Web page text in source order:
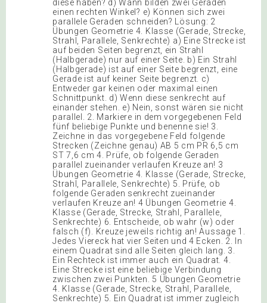
diese haben? d) Wann bilden zwei Geraden
einen rechten Winkel? e) Können sich zwei
parallele Geraden schneiden? Lösung: 2
Übungen Geometrie 4. Klasse (Gerade, Strecke,
Strahl, Parallele, Senkrechte) a) Eine Strecke ist
auf beiden Seiten begrenzt, ein Strahl
(Halbgerade) nur auf einer Seite. b) Ein Strahl
(Halbgerade) ist auf einer Seite begrenzt, eine
Gerade ist auf keiner Seite begrenzt. c)
Entweder gar keinen oder maximal einen
Schnittpunkt. d) Wenn diese senkrecht auf
einander stehen. e) Nein, sonst wären sie nicht
parallel. 2. Markiere in dem vorgegebenen Feld
fünf beliebige Punkte und benenne sie! 3.
Zeichne in das vorgegebene Feld folgende
Strecken (Zeichne genau) AB 5 cm PR 6,5 cm
ST 7,6 cm 4. Prüfe, ob folgende Geraden
parallel zueinander verlaufen Kreuze an! 3
Übungen Geometrie 4. Klasse (Gerade, Strecke,
Strahl, Parallele, Senkrechte) 5. Prüfe, ob
folgende Geraden senkrecht zueinander
verlaufen Kreuze an! 4 Übungen Geometrie 4.
Klasse (Gerade, Strecke, Strahl, Parallele,
Senkrechte) 6. Entscheide, ob wahr (w) oder
falsch (f). Kreuze jeweils richtig an! Aussage 1.
Jedes Viereck hat vier Seiten und 4 Ecken. 2. In
einem Quadrat sind alle Seiten gleich lang. 3.
Ein Rechteck ist immer auch ein Quadrat. 4.
Eine Strecke ist eine beliebige Verbindung
zwischen zwei Punkten. 5 Übungen Geometrie
4. Klasse (Gerade, Strecke, Strahl, Parallele,
Senkrechte) 5. Ein Quadrat ist immer zugleich